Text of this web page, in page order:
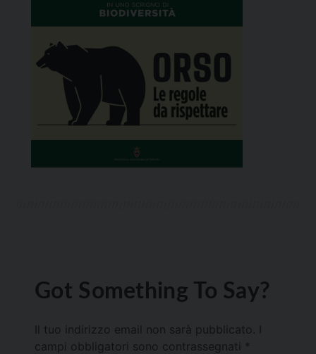
Got Something To Say?
Il tuo indirizzo email non sarà pubblicato.
campi obbligatori sono contrassegnati *